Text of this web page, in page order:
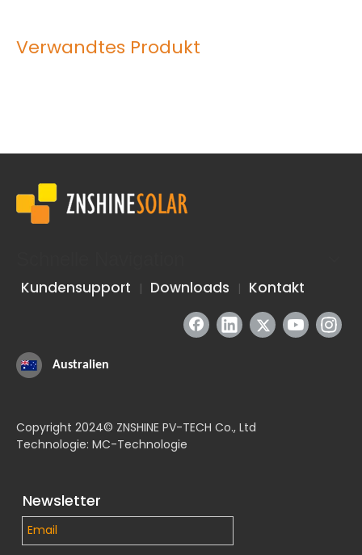
Verwandtes Produkt
Kundensupport | Downloads | Kontakt
Australien
Copyright 2024© ZNSHINE PV-TECH Co., Ltd
Technologie: MC-Technologie
Newsletter